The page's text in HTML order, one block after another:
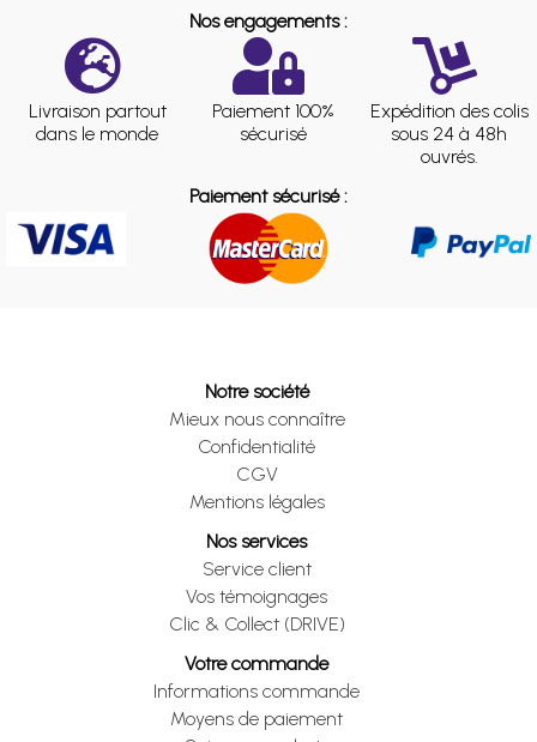
Nos engagements :
Livraison partout
dans le monde
Paiement 100%
sécurisé
Expédition des colis
sous 24 à 48h
ouvrés.
Paiement sécurisé :
Notre société
Mieux nous connaître
Confidentialité
CGV
Mentions légales
Nos services
Service client
Vos témoignages
Clic & Collect (DRIVE)
Votre commande
Informations commande
Moyens de paiement